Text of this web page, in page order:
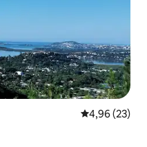
Gemiddelde
4,96 (23)